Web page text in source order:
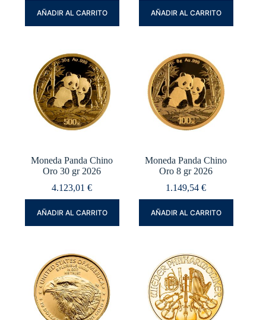
AÑADIR AL CARRITO AÑADIR AL CARRITO
Moneda Panda Chino
Oro 30 gr 2026
4.123,01€
AÑADIR AL CARRITO
Moneda Panda Chino
Oro 8 gr 2026
1.149,54€
AÑADIR AL CARRITO